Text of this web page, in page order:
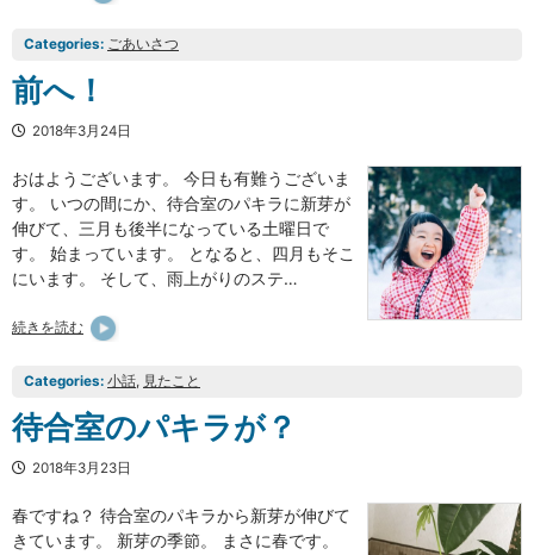
Categories: ごあいさつ
前へ！
2018年3月24日
おはようございます。 今日も有難うございま
す。 いつの間にか、待合室のパキラに新芽が
伸びて、三月も後半になっている土曜日で
す。 始まっています。 となると、四月もそこ
にいます。 そして、雨上がりのステ…
続きを読む
Categories: 小話, 見たこと
待合室のパキラが？
2018年3月23日
春ですね？ 待合室のパキラから新芽が伸びて
きています。 新芽の季節。 まさに春です。